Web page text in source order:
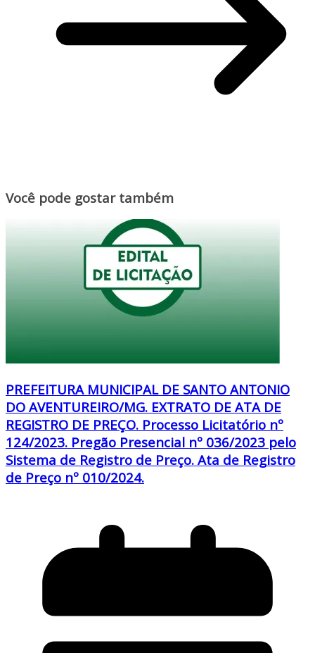
Você pode gostar também
PREFEITURA MUNICIPAL DE SANTO ANTONIO
DO AVENTUREIRO/MG. EXTRATO DE ATA DE
REGISTRO DE PREÇO. Processo Licitatório nº
124/2023. Pregão Presencial nº 036/2023 pelo
Sistema de Registro de Preço. Ata de Registro
de Preço nº 010/2024.